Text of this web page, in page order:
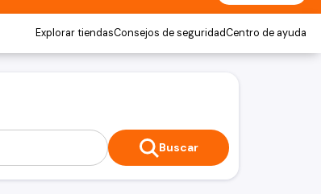
Explorar tiendasConsejos de seguridadCentro de ayuda
Buscar